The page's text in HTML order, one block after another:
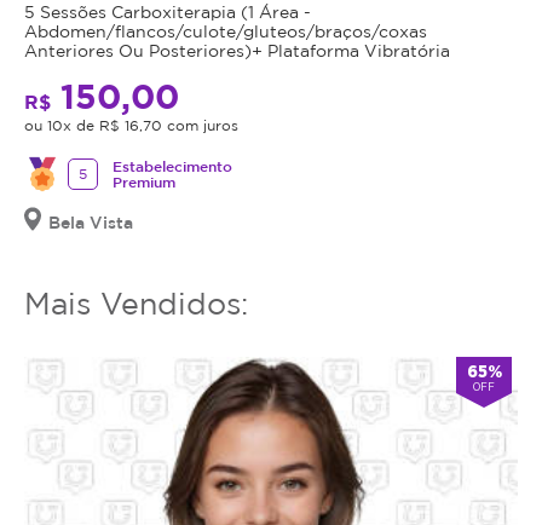
5 Sessões Carboxiterapia (1 Área -
Abdomen/flancos/culote/gluteos/braços/coxas
Anteriores Ou Posteriores)+ Plataforma Vibratória
R$ 150,00
ou 10x de R$ 16,70 com juros
5
Estabelecimento
Premium
Bela Vista
Mais Vendidos:
65%
OFF